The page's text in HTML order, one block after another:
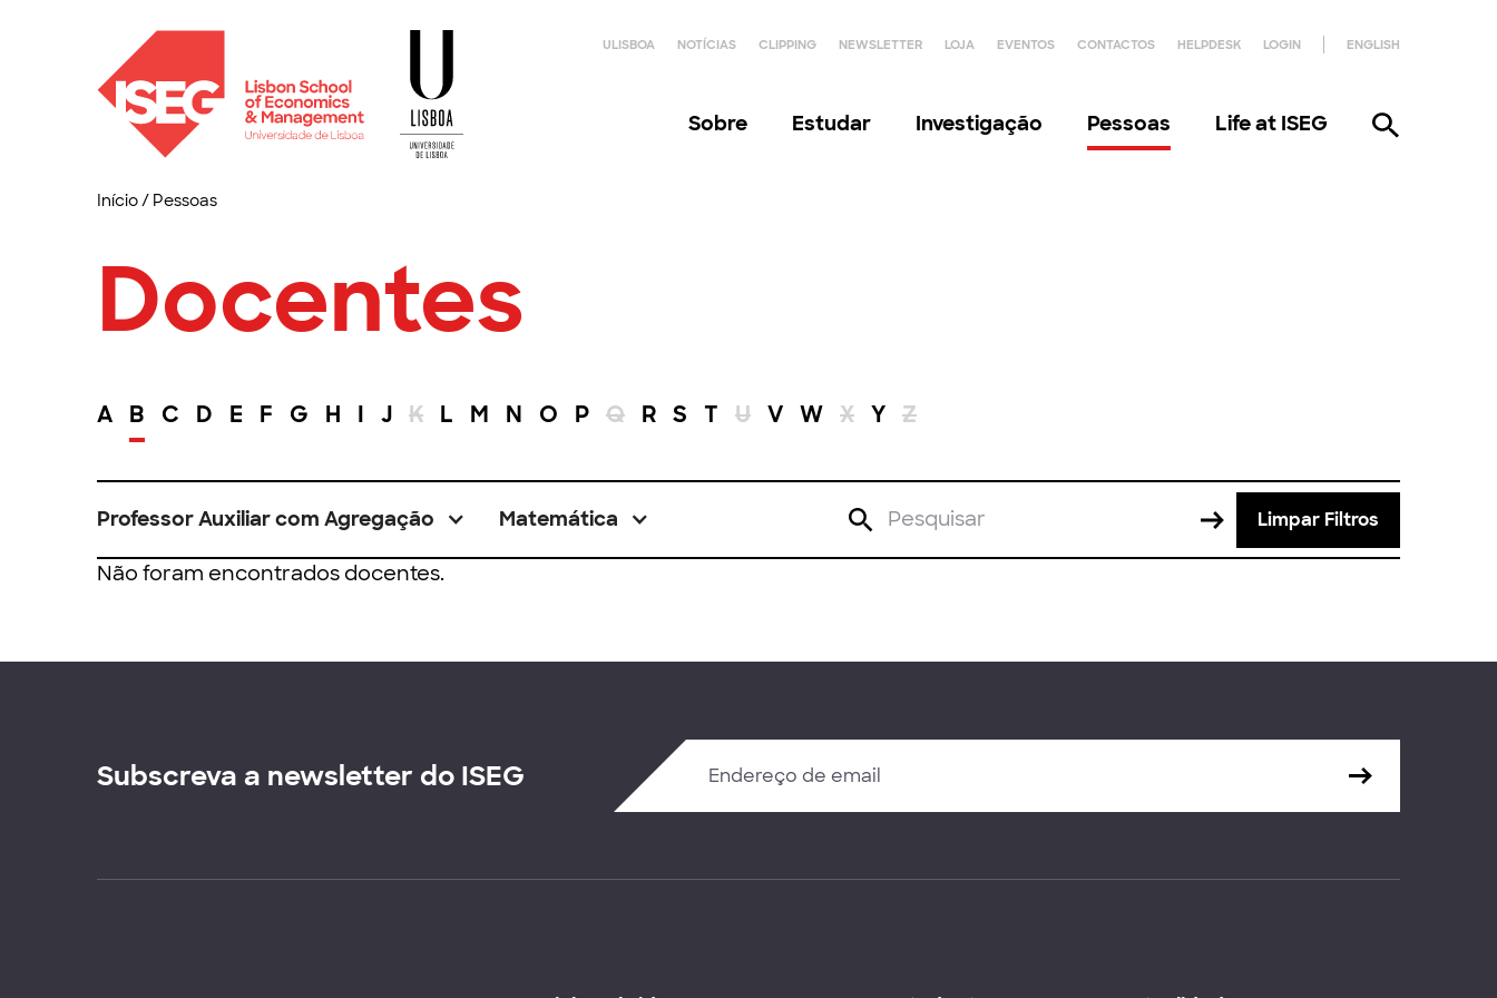
ULISBOA NOTÍCIAS CLIPPING NEWSLETTER LOJA EVENTOS CONTACTOS HELPDESK LOGIN ENGLISH
Sobre Estudar Investigação Pessoas Life at ISEG
Início/ Pessoas
Docentes
A B C D E F G H I J K L M N O P Q R S T U V W X Y Z
Professor Auxiliar com Agregação Matemática Limpar Filtros
Não foram encontrados docentes.
Subscreva a newsletter do ISEG